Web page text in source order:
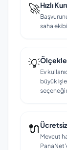
🚀Hızlı
saha
💡
Ev
büyük
seçeneği
🔌Ücretsiz
Mevcut